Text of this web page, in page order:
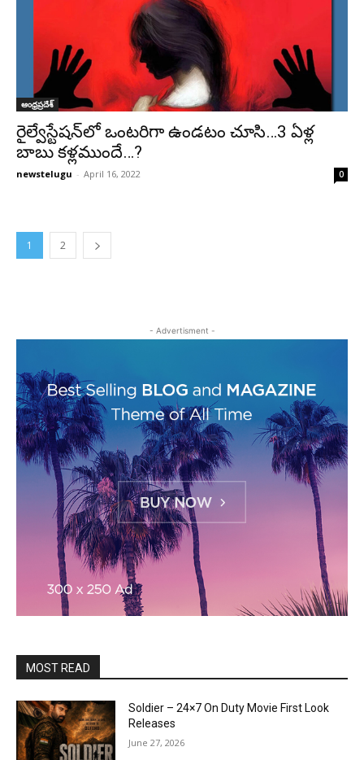
ఆంధ్రప్రదేశ్‌
రైల్వేస్టేషన్‌లో ఒంటరిగా ఉండటం చూసి…3 ఏళ్ల
బాబు కళ్లముందే…?
newstelugu - April 16, 2022 0
1 2
- Advertisment -
MOST READ
Soldier – 24×7 On Duty Movie First Look
Releases
June 27, 2026